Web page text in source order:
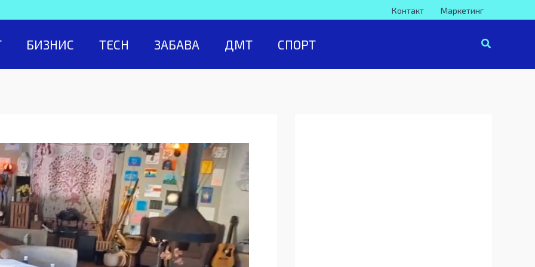
Контакт Маркетинг
БИЗНИС TECH ЗАБАВА ДМТ СПОРТ